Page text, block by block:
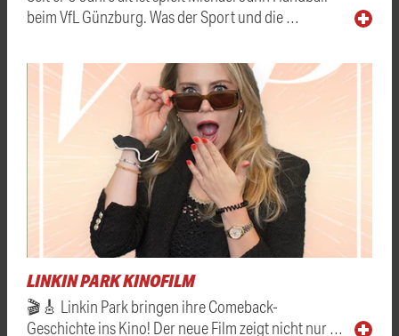
beim VfL Günzburg. Was der Sport und die …
LINKIN PARK KINOFILM
🎬🎸 Linkin Park bringen ihre Comeback-
Geschichte ins Kino! Der neue Film zeigt nicht nur …